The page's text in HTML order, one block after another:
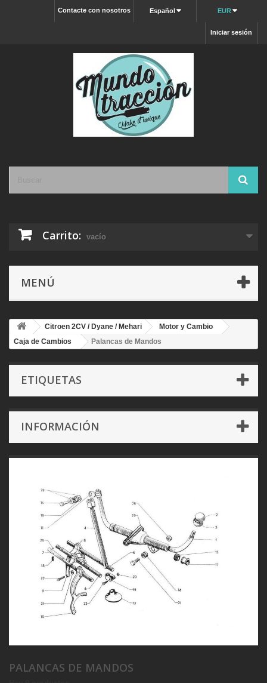
EUR
Español
Contacte con nosotros
Iniciar sesión
Carrito: vacío
MENÚ
Citroen 2CV / Dyane / Mehari
Motor y Cambio
Caja de Cambios
Palancas de Mandos
ETIQUETAS
INFORMACIÓN
PALANCAS DE MANDOS